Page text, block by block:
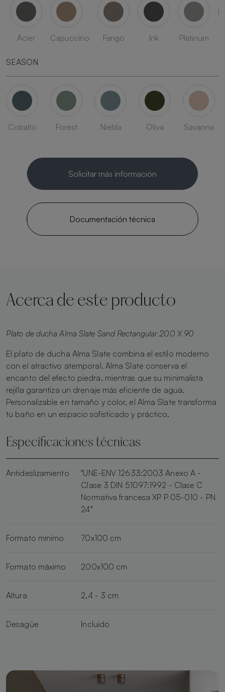
Acier Capuccino Fango Ink Platinum
SEASON
Cobalto Forest Niebla Oliva Savanna
Solicitar más información
Documentación técnica
Acerca de este producto
Plato de ducha Alma Slate Sand Rectangular 200 X 90
El plato de ducha Alma Slate combina el estilo moderno
con el atractivo atemporal. Alma Slate conserva el
encanto del efecto piedra, mientras que su minimalista
rejilla garantiza un drenaje más eficiente de agua.
Personalizable en tamaño y color, el Alma Slate transforma
tu baño en un espacio sofisticado y práctico.
Especificaciones técnicas
Antideslizamiento
"UNE-ENV 12633:2003 Anexo A -
Clase 3 DIN 51097:1992 - Clase C
Normativa francesa XP P 05-010 - PN
24"
Formato mínimo 70x100 cm
Formato máximo 200x100 cm
Altura 2,4 - 3 cm
Desagüe Incluido